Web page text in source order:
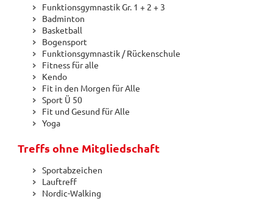
Funktionsgymnastik Gr. 1 + 2 + 3
Badminton
Basketball
Bogensport
Funktionsgymnastik / Rückenschule
Fitness für alle
Kendo
Fit in den Morgen für Alle
Sport Ü 50
Fit und Gesund für Alle
Yoga
Treffs ohne Mitgliedschaft
Sportabzeichen
Lauftreff
Nordic-Walking